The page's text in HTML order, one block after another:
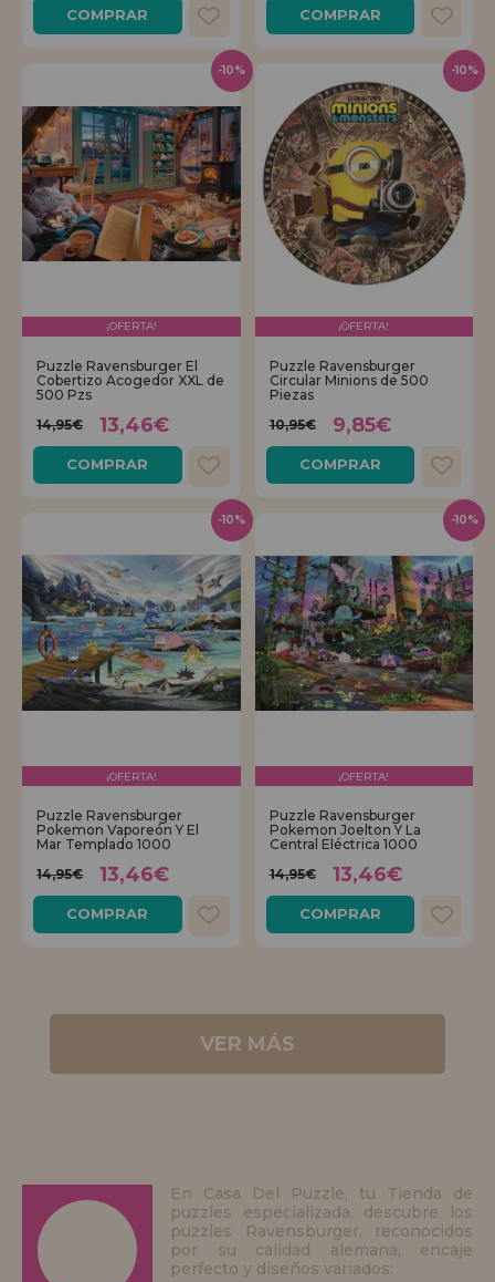
COMPRAR COMPRAR
¡OFERTA!
Puzzle Ravensburger El
Cobertizo Acogedor XXL de
500 Pzs
14,95€
13,46€
COMPRAR
-10%
¡OFERTA!
Puzzle Ravensburger
Circular Minions de 500
Piezas
10,95€
9,85€
COMPRAR
-10%
¡OFERTA!
Puzzle Ravensburger
Pokemon Vaporeón Y El
Mar Templado 1000
14,95€
13,46€
COMPRAR
-10%
¡OFERTA!
Puzzle Ravensburger
Pokemon Joelton Y La
Central Eléctrica 1000
14,95€
13,46€
COMPRAR
-10%
VER MÁS
En Casa Del Puzzle, tu Tienda de
puzzles especializada, descubre los
puzzles Ravensburger, reconocidos
por su calidad alemana, encaje
perfecto y diseños variados: